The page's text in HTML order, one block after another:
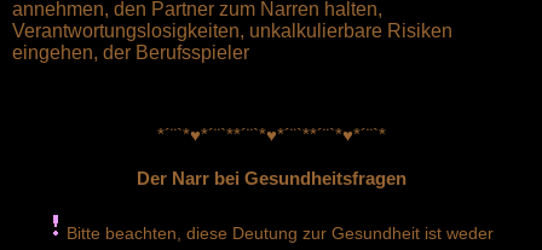
annehmen, den Partner zum Narren halten,
Verantwortungslosigkeiten, unkalkulierbare Risiken
eingehen, der Berufsspieler
*´¨`*♥*´¨`**´¨`*♥*´¨`**´¨`*♥*´¨`*
Der Narr bei Gesundheitsfragen
Bitte beachten, diese Deutung zur Gesundheit ist weder